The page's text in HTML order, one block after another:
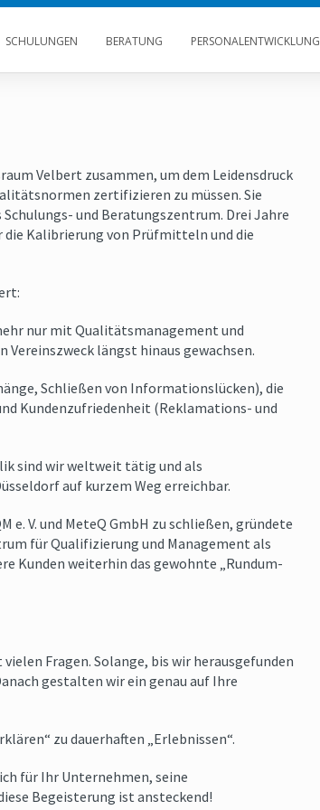
SCHULUNGEN BERATUNG PERSONALENTWICKLUNG
Velbert zusammen, um dem Leidensdruck
zertifizieren zu müssen. Sie
und Beratungszentrum. Drei Jahre
die Kalibrierung von Prüfmitteln und die
nur mit Qualitätsmanagement und
längst hinaus gewachsen.
Schließen von Informationslücken), die
Kundenzufriedenheit (Reklamations- und
sind wir weltweit tätig und als
auf kurzem Weg erreichbar.
e. V. und MeteQ GmbH zu schließen, gründete
für Qualifizierung und Management als
Kunden weiterhin das gewohnte „Rundum-
Fragen. Solange, bis wir herausgefunden
gestalten wir ein genau auf Ihre
zu dauerhaften „Erlebnissen“.
für Ihr Unternehmen, seine
Begeisterung ist ansteckend!